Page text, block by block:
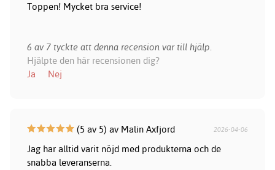
Toppen! Mycket bra service!
6 av 7 tyckte att denna recension var till hjälp.
Hjälpte den här recensionen dig?
Ja
Nej
(5 av 5) av Malin Axfjord 2026-04-06
Jag har alltid varit nöjd med produkterna och de
snabba leveranserna.